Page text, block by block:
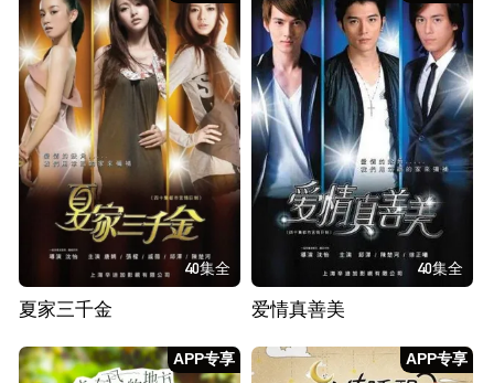
40集全
夏家三千金
40集全
爱情真善美
APP专享 APP专享